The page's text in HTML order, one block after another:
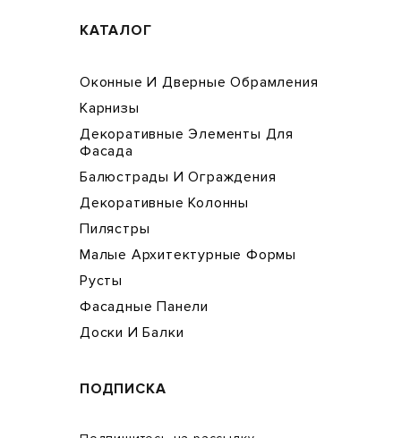
КАТАЛОГ
Оконные И Дверные Обрамления
Карнизы
Декоративные Элементы Для
Фасада
Балюстрады И Ограждения
Декоративные Колонны
Пилястры
Малые Архитектурные Формы
Русты
Фасадные Панели
Доски И Балки
ПОДПИСКА